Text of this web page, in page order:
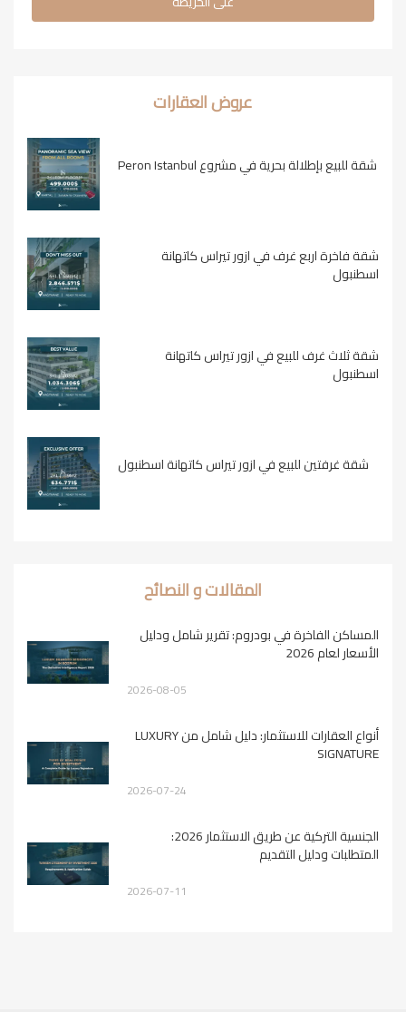
عروض العقارات
شقة للبيع بإطلالة بحرية في مشروع Peron Istanbul
شقة فاخرة اربع غرف في ازور تيراس كاتهانة
اسطنبول
شقة ثلاث غرف للبيع في ازور تيراس كاتهانة
اسطنبول
شقة غرفتين للبيع في ازور تيراس كاتهانة اسطنبول
المقالات و النصائح
المساكن الفاخرة في بودروم: تقرير شامل ودليل
الأسعار لعام 2026
2026-08-05
أنواع العقارات للاستثمار: دليل شامل من LUXURY
SIGNATURE
2026-07-24
الجنسية التركية عن طريق الاستثمار 2026:
المتطلبات ودليل التقديم
2026-07-11